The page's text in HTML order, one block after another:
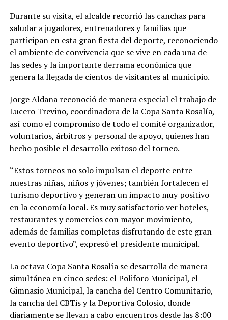
Durante su visita, el alcalde recorrió las canchas para
saludar a jugadores, entrenadores y familias que
participan en esta gran fiesta del deporte, reconociendo
el ambiente de convivencia que se vive en cada una de
las sedes y la importante derrama económica que
genera la llegada de cientos de visitantes al municipio.
Jorge Aldana reconoció de manera especial el trabajo de
Lucero Treviño, coordinadora de la Copa Santa Rosalía,
así como el compromiso de todo el comité organizador,
voluntarios, árbitros y personal de apoyo, quienes han
hecho posible el desarrollo exitoso del torneo.
“Estos torneos no solo impulsan el deporte entre
nuestras niñas, niños y jóvenes; también fortalecen el
turismo deportivo y generan un impacto muy positivo
en la economía local. Es muy satisfactorio ver hoteles,
restaurantes y comercios con mayor movimiento,
además de familias completas disfrutando de este gran
evento deportivo”, expresó el presidente municipal.
La octava Copa Santa Rosalía se desarrolla de manera
simultánea en cinco sedes: el Poliforo Municipal, el
Gimnasio Municipal, la cancha del Centro Comunitario,
la cancha del CBTis y la Deportiva Colosio, donde
diariamente se llevan a cabo encuentros desde las 8:00